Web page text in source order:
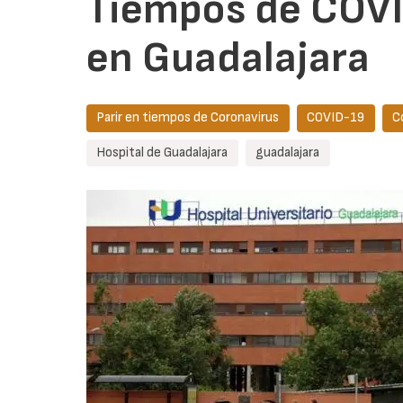
en Guadalajara
Parir en tiempos de Coronavirus COVID-19
Hospital de Guadalajara guadalajara